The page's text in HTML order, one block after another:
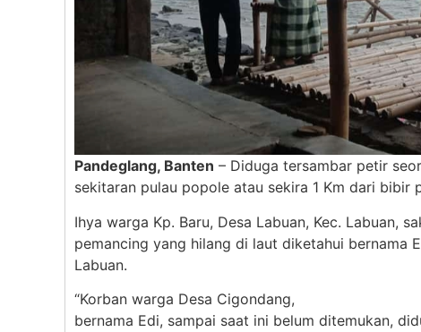
Pandeglang, Banten – Diduga tersambar petir
sekitaran pulau popole atau sekira 1 Km dari bibir
Ihya warga Kp. Baru, Desa Labuan, Kec. Labuan,
pemancing yang hilang di laut diketahui bernama
Labuan.
“Korban warga Desa Cigondang,
bernama Edi, sampai saat ini belum ditemukan,